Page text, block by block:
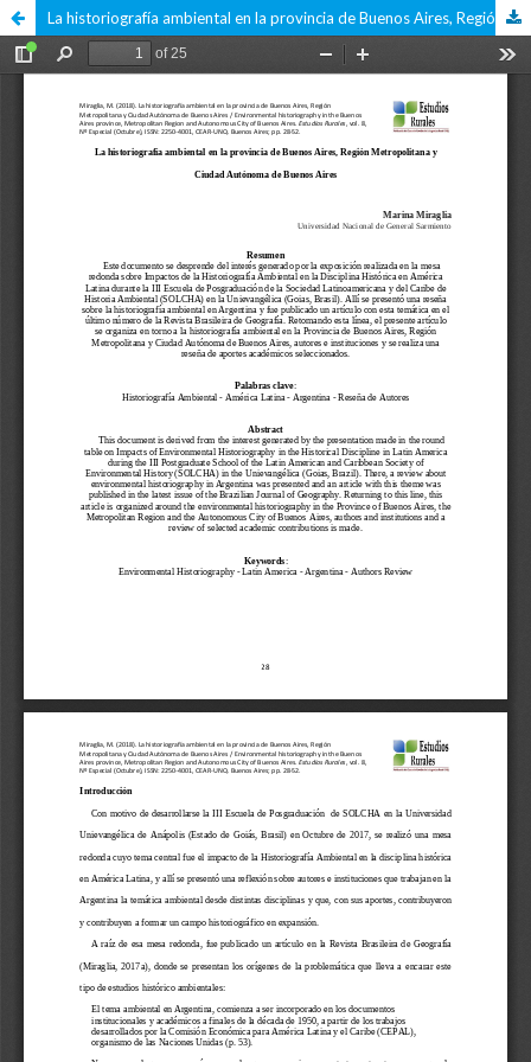
La historiografía ambiental en la provincia de Buenos Aires, Región Metropolitana y Ciudad Autónoma de Buenos Aires